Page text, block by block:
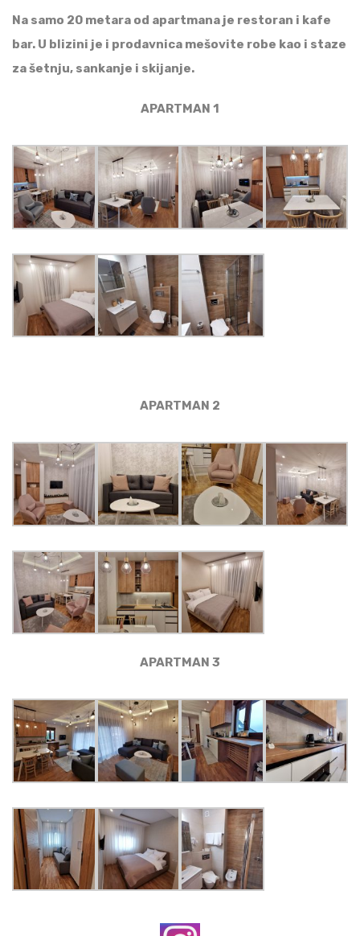
Na samo 20 metara od apartmana je restoran i kafe
bar. U blizini je i prodavnica mešovite robe kao i staze
za šetnju, sankanje i skijanje.
APARTMAN 1
APARTMAN 2
APARTMAN 3